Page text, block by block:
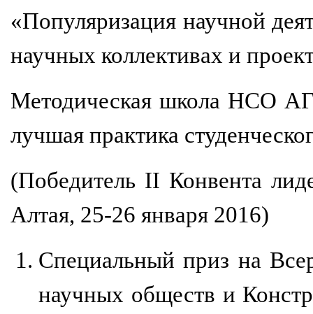
«Популяризация научной
научных коллективах и
Методическая школа НСО
лучшая практика
(Победитель II Конвента
Алтая, 25-26 января 2016)
Специальный приз на
научных обществ и